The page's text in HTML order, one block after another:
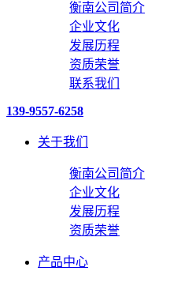
衡南公司简介
企业文化
发展历程
资质荣誉
联系我们
139-9557-6258
关于我们
衡南公司简介
企业文化
发展历程
资质荣誉
产品中心